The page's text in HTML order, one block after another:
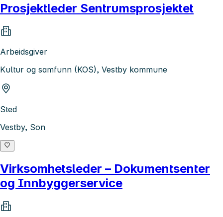
Prosjektleder Sentrumsprosjektet
Arbeidsgiver
Kultur og samfunn (KOS), Vestby kommune
Sted
Vestby, Son
Virksomhetsleder – Dokumentsenter
og Innbyggerservice